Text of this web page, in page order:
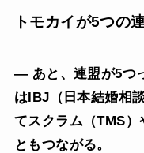
トモカイが5つの
— あと、連盟が5つ
はIBJ（日本結婚相
てスクラム（TMS
ともつながる。